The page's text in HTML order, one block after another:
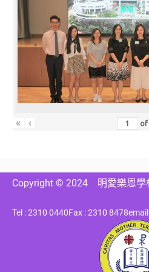
« ‹
Copyright © 2024 明愛樂恩學
Tel : 2310 0440Fax : 2310 8478